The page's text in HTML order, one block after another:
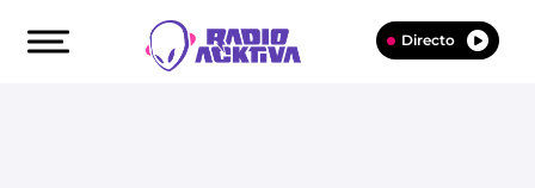
Directo